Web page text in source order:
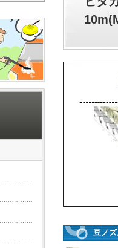
豆ノ